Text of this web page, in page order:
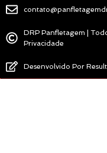
DRP Panfletagem |
Privacidade
Desenvolvido Por